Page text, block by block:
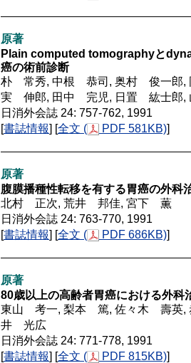
原著
Plain computed tomographyと
癌の術前診断
朴 常秀, 中根 恭司, 奥村 俊一郎
実 伸郎, 田中 完児, 日置 紘士郎
日消外会誌 24: 757-762, 1991
[書誌情報] [全文 ( PDF 581KB)]
原著
腹膜播種性転移を有する胃癌の外科
北村 正次, 荒井 邦佳, 宮下 薫
日消外会誌 24: 763-770, 1991
[書誌情報] [全文 ( PDF 686KB)]
原著
80歳以上の高齢者胃癌における外科
東山 考一, 梨本 篤, 佐々木 壽英
井 光広
日消外会誌 24: 771-778, 1991
[書誌情報] [全文 ( PDF 815KB)]